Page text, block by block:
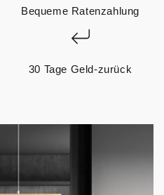
Bequeme Ratenzahlung
30 Tage Geld-zurück